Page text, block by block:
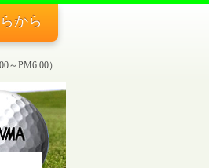
～PM6:00）
から